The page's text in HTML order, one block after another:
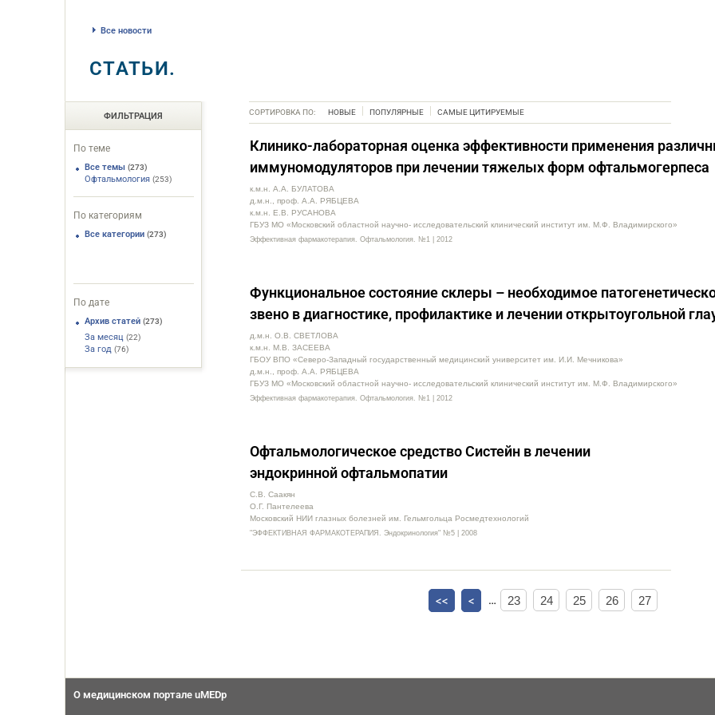
Все новости
СТАТЬИ.
ФИЛЬТРАЦИЯ
По теме
Все темы (273)
Офтальмология (253)
По категориям
Все категории (273)
По дате
Архив статей (273)
За месяц (22)
За год (76)
СОРТИРОВКА ПО: НОВЫЕ ПОПУЛЯРНЫЕ САМЫЕ ЦИТИРУЕМЫЕ
Клинико-лабораторная оценка эффективности применения
иммуномодуляторов при лечении тяжелых форм офтальмогерпеса
к.м.н. А.А. БУЛАТОВА
д.м.н., проф. А.А. РЯБЦЕВА
к.м.н. Е.В. РУСАНОВА
ГБУЗ МО «Московский областной научно- исследовательский клинический институт им. М.Ф. Владимирского»
Эффективная фармакотерапия. Офтальмология. №1 | 2012
Функциональное состояние склеры – необходимое
звено в диагностике, профилактике и лечении открытоугольной
д.м.н. О.В. СВЕТЛОВА
к.м.н. М.В. ЗАСЕЕВА
ГБОУ ВПО «Северо-Западный государственный медицинский университет им. И.И. Мечникова»
д.м.н., проф. А.А. РЯБЦЕВА
ГБУЗ МО «Московский областной научно- исследовательский клинический институт им. М.Ф. Владимирского»
Эффективная фармакотерапия. Офтальмология. №1 | 2012
Офтальмологическое средство Систейн в лечении
эндокринной офтальмопатии
С.В. Саакян
О.Г. Пантелеева
Московский НИИ глазных болезней им. Гельмгольца Росмедтехнологий
"ЭФФЕКТИВНАЯ ФАРМАКОТЕРАПИЯ. Эндокринология" №5 | 2008
<< < … 23 24 25 26 27
О медицинском портале uMEDp